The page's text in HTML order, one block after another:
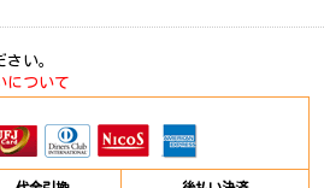
い。
について